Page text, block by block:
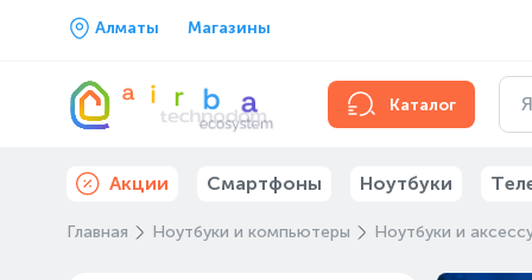
Алматы Магазины
Каталог
Акции Смартфоны Ноутбуки
Главная Ноутбуки и компьютеры Ноутбуки и